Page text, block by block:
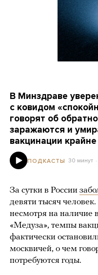
В Минздраве
с ковидом
говорят об
заражаются и
вакцинации
ПОДКАСТЫ 30 минут
За сутки в России
девяти тысяч
несмотря на наличие
«Медуза», темпы
фактически
москвичей, о чем
потребуются годы.